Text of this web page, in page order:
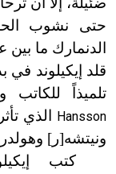
حتى نشوب
الدنمارك ما بين
قلد إيكيلوند في
تلميذاً
Hansson
الذي
ونيتشه[ر]
كتب